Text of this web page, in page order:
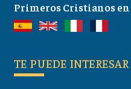
Primeros Cristianos
TE PUEDE INTERESAR